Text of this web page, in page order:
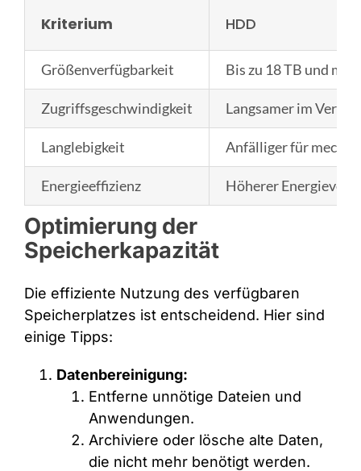
Kriterium HDD
Größenverfügbarkeit Bis zu 18 TB und
Zugriffsgeschwindigkeit Langsamer im
Langlebigkeit Anfälliger für
Energieeffizienz Höherer
Optimierung der
Speicherkapazität
Die effiziente Nutzung des verfügbaren
Speicherplatzes ist entscheidend. Hier sind
einige Tipps:
Datenbereinigung:
Entferne unnötige Dateien und
Anwendungen.
Archiviere oder lösche alte Daten,
die nicht mehr benötigt werden.